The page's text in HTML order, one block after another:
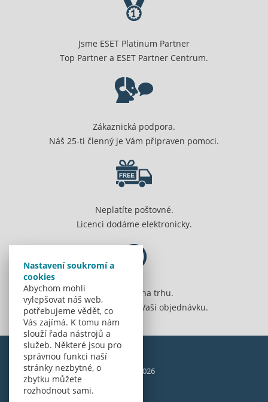
Nastavení soukromí a
cookies
Abychom mohli
vylepšovat náš web,
potřebujeme vědět, co
Vás zajímá. K tomu nám
slouží řada nástrojů a
služeb. Některé jsou pro
správnou funkci naší
stránky nezbytné, o
zbytku můžete
rozhodnout sami.
Jsme ESET Platinum Partner
Top Partner a ESET Partner Centrum.
Zákaznická podpora.
Náš 25-ti členný je Vám připraven pomoci.
Neplatíte poštovné.
Licenci dodáme elektronicky.
Jsme 20 let na trhu.
Spolehlivě vyřídíme Vaši objednávku.
© Amenit Software Solutions, 1998 - 2026
Powered bynopCommerce